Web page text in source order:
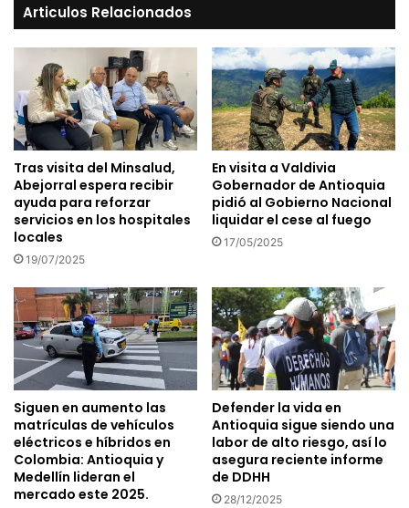
Articulos Relacionados
Tras visita del Minsalud,
Abejorral espera recibir
ayuda para reforzar
servicios en los hospitales
locales
19/07/2025
En visita a Valdivia
Gobernador de Antioquia
pidió al Gobierno Nacional
liquidar el cese al fuego
17/05/2025
Siguen en aumento las
matrículas de vehículos
eléctricos e híbridos en
Colombia: Antioquia y
Medellín lideran el
mercado este 2025.
Defender la vida en
Antioquia sigue siendo una
labor de alto riesgo, así lo
asegura reciente informe
de DDHH
28/12/2025